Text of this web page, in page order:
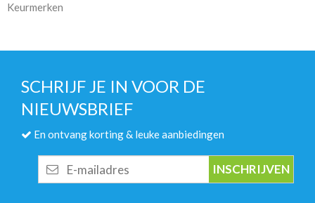
Keurmerken
SCHRIJF JE IN VOOR DE
NIEUWSBRIEF
En ontvang korting & leuke aanbiedingen
mailadres